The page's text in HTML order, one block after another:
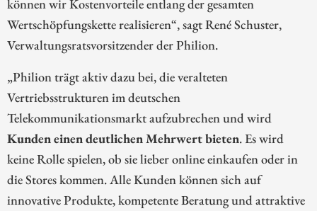
können wir Kostenvorteile entlang der gesamten
Wertschöpfungskette realisieren“, sagt René Schuster,
Verwaltungsratsvorsitzender der Philion.
„Philion trägt aktiv dazu bei, die veralteten
Vertriebsstrukturen im deutschen
Telekommunikationsmarkt aufzubrechen und wird
Kunden einen deutlichen Mehrwert bieten. Es wird
keine Rolle spielen, ob sie lieber online einkaufen oder in
die Stores kommen. Alle Kunden können sich auf
innovative Produkte, kompetente Beratung und attraktive